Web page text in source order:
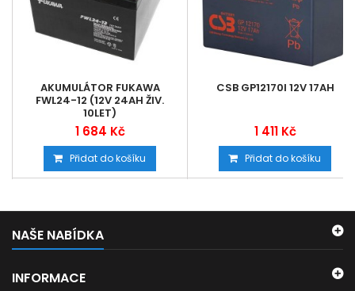
AKUMULÁTOR FUKAWA
FWL24-12 (12V 24AH ŽIV.
10LET)
1 684 Kč
Přidat do košíku
CSB GP12170I 12V 17AH
1 411 Kč
Přidat do košíku
NAŠE NABÍDKA
INFORMACE